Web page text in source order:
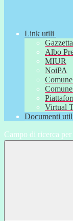
Link utili
Albo
MIUR
NoiPA
Virtual
Documenti
Campo di ricerca